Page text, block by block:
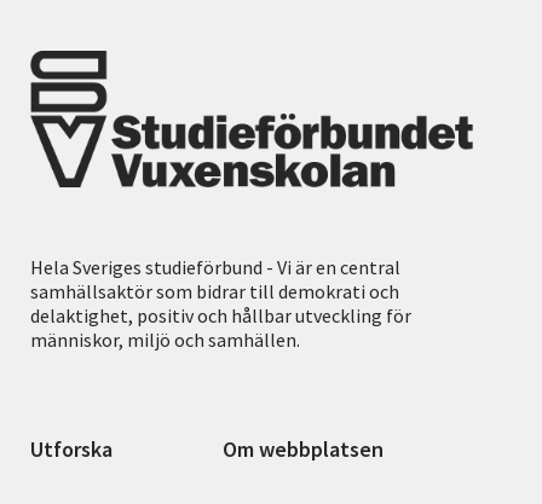
Hela Sveriges studieförbund - Vi är en central
samhällsaktör som bidrar till demokrati och
delaktighet, positiv och hållbar utveckling för
människor, miljö och samhällen.
Utforska Om webbplatsen